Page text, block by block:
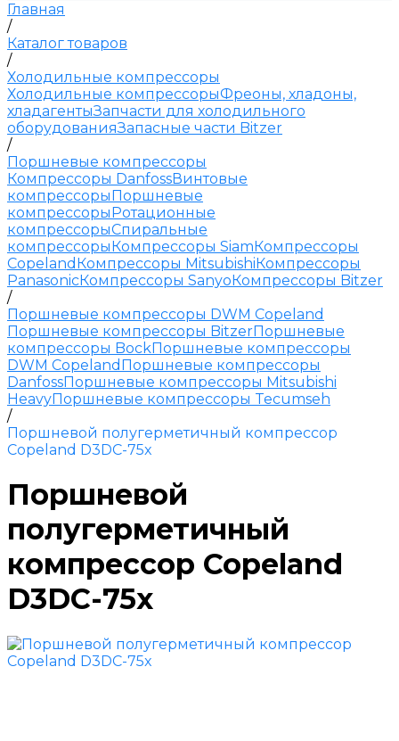
Главная
/
Каталог товаров
/
Холодильные компрессоры
Холодильные компрессорыФреоны, хладоны,
хладагентыЗапчасти для холодильного
оборудованияЗапасные части Bitzer
/
Поршневые компрессоры
Компрессоры DanfossВинтовые
компрессорыПоршневые
компрессорыРотационные
компрессорыСпиральные
компрессорыКомпрессоры SiamКомпрессоры
Copeland Компрессоры MitsubishiКомпрессоры
PanasonicКомпрессоры SanyoКомпрессоры Bitzer
/
Поршневые компрессоры DWM Copeland
Поршневые компрессоры BitzerПоршневые
компрессоры BockПоршневые компрессоры
DWM Copeland Поршневые компрессоры
DanfossПоршневые компрессоры Mitsubishi
HeavyПоршневые компрессоры Tecumseh
/
Поршневой полугерметичный компрессор
Copeland D3DC-75x
Поршневой
полугерметичный
компрессор Copeland
D3DC-75x